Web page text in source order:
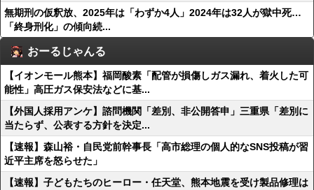
無期刑の仮釈放、2025年は「わずか4人」2024年は32人が獄中死…
「終身刑化」の傾向続...
おーるじゃんる
【イオンモール熊本】福岡酸素「配管が損傷しガス漏れ、着火した可
能性」高圧ガス保安法などに基...
【外国人採用アンケ】諮問機関「差別、非公開答申」三重県「差別に
当たらず、公表する方針を決定...
【速報】森山裕・自民党前幹事長「高市総理の個人的なSNS投稿が習
近平主席を怒らせた」
【速報】子どもたちのヒーロー・任天堂、熊本地震を受け製品修理は